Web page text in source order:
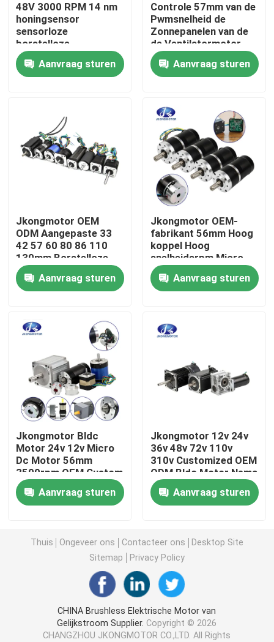
Huis
Producten
Fabrieksreis
Kwaliteitscontrole
Verzoek om een Citaat
met een ingebouwde stapsservo-motor
Geïntegreerde DC-servomotor
Brushless gelijkstroom-Motor
Hybride stappenmotor
motor met tandwiel
lineaire stepper motor
gesloten lijnstepper motor
Stepper Motor met Rem
Brushless gelijkstroom-Motorbestuurder
48V 3000 RPM 14 nm
honingsensor
sensorloze
borstelloze
gelijkstroommotor
Aanvraag sturen
Controle 57mm van de
Pwmsnelheid de
Zonnepanelen van de
de Ventilatormotor
van 24vdc 15W Bldc
Aanvraag sturen
Jkongmotor OEM
ODM Aangepaste 33
42 57 60 80 86 110
130mm Borstelloze
Gelijkstroommotor
met Rem Encoder
Versnellingsbak
Aanvraag sturen
Jkongmotor OEM-
fabrikant 56mm Hoog
koppel Hoog
snelheidsrpm Micro
Klein 12V 24V Mini
Planetary Bldc
Brushless Dc Motor
Aanvraag sturen
Jkongmotor Bldc
Motor 24v 12v Micro
Dc Motor 56mm
3500rpm OEM Custom
Driver Encoder
Borstelloze motor
Aanvraag sturen
Jkongmotor 12v 24v
36v 48v 72v 110v
310v Customized OEM
ODM Bldc Motor Nema
17 23 34 Brushless Dc
Motor Fabrikanten
Aanvraag sturen
Thuis Ongeveer ons Contacteer ons
Desktop Site
Sitemap
Privacy Policy
CHINA Brushless Elektrische Motor van
Gelijkstroom Supplier. Copyright © 2026
CHANGZHOU JKONGMOTOR CO.,LTD. All Rights